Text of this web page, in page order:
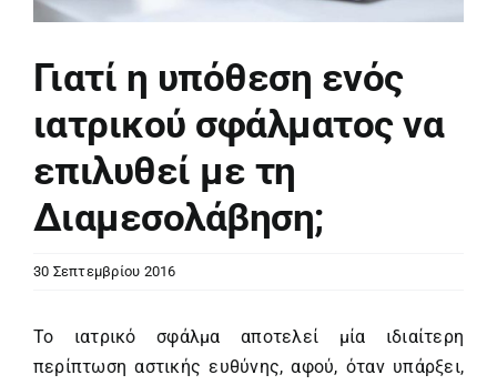
Γιατί η υπόθεση ενός
ιατρικού σφάλματος να
επιλυθεί με τη
Διαμεσολάβηση;
30 Σεπτεμβρίου 2016
Το ιατρικό σφάλμα αποτελεί μία ιδιαίτερη
περίπτωση αστικής ευθύνης, αφού, όταν υπάρξει,